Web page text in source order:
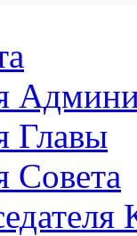
Главы
Совета